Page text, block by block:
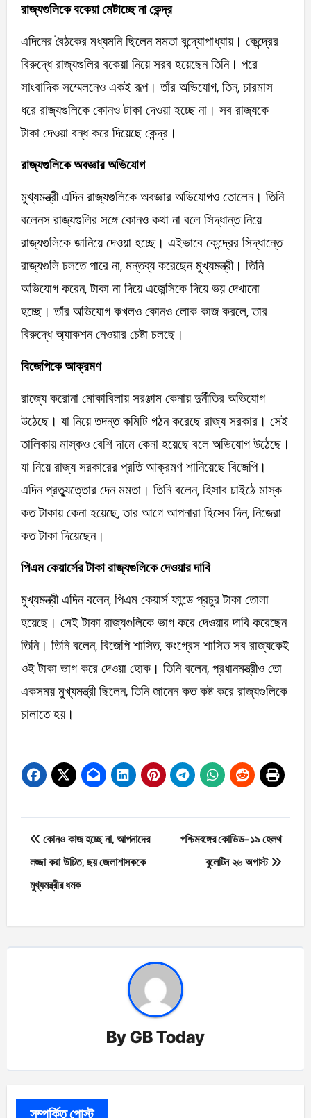
রাজ্যগুলিকে বকেয়া মেটাচ্ছে না কেন্দ্র
এদিনের বৈঠকের মধ্যমনি ছিলেন মমতা বন্দ্যোপাধ্যায়। কেন্দ্রের
বিরুদ্ধে রাজ্যগুলির বকেয়া নিয়ে সরব হয়েছেন তিনি। পরে
সাংবাদিক সম্মেলনেও একই রূপ। তাঁর অভিযোগ, তিন, চারমাস
ধরে রাজ্যগুলিকে কোনও টাকা দেওয়া হচ্ছে না। সব রাজ্যকে
টাকা দেওয়া বন্ধ করে দিয়েছে কেন্দ্র।
রাজ্যগুলিকে অবজ্ঞার অভিযোগ
মুখ্যমন্ত্রী এদিন রাজ্যগুলিকে অবজ্ঞার অভিযোগও তোলেন। তিনি
বলেনস রাজ্যগুলির সঙ্গে কোনও কথা না বলে সিদ্ধান্ত নিয়ে
রাজ্যগুলিকে জানিয়ে দেওয়া হচ্ছে। এইভাবে কেন্দ্রের সিদ্ধান্তে
রাজ্যগুলি চলতে পারে না, মন্তব্য করেছেন মুখ্যমন্ত্রী। তিনি
অভিযোগ করেন, টাকা না দিয়ে এজেন্সিকে দিয়ে ভয় দেখানো
হচ্ছে। তাঁর অভিযোগ কখলও কোনও লোক কাজ করলে, তার
বিরুদ্ধে অ্যাকশন নেওয়ার চেষ্টা চলছে।
বিজেপিকে আক্রমণ
রাজ্যে করোনা মোকাবিলায় সরঞ্জাম কেনায় দুর্নীতির অভিযোগ
উঠেছে। যা নিয়ে তদন্ত কমিটি গঠন করেছে রাজ্য সরকার। সেই
তালিকায় মাস্কও বেশি দামে কেনা হয়েছে বলে অভিযোগ উঠেছে।
যা নিয়ে রাজ্য সরকারের প্রতি আক্রমণ শানিয়েছে বিজেপি।
এদিন প্রত্যুত্তোর দেন মমতা। তিনি বলেন, হিসাব চাইঠে মাস্ক
কত টাকায় কেনা হয়েছে, তার আগে আপনারা হিসেব দিন, নিজেরা
কত টাকা দিয়েছেন।
পিএম কেয়ার্সের টাকা রাজ্যগুলিকে দেওয়ার দাবি
মুখ্যমন্ত্রী এদিন বলেন, পিএম কেয়ার্স ফান্ডে প্রচুর টাকা তোলা
হয়েছে। সেই টাকা রাজ্যগুলিকে ভাগ করে দেওয়ার দাবি করেছেন
তিনি। তিনি বলেন, বিজেপি শাসিত, কংগ্রেস শাসিত সব রাজ্যকেই
ওই টাকা ভাগ করে দেওয়া হোক। তিনি বলেন, প্রধানমন্ত্রীও তো
একসময় মুখ্যমন্ত্রী ছিলেন, তিনি জানেন কত কষ্ট করে রাজ্যগুলিকে
চালাতে হয়।
Post
navigation
কোনও কাজ হচ্ছে না, আপনাদের
লজ্জা করা উচিত, ছয় জেলাশাসককে
মুখ্যমন্ত্রীর ধমক
পশ্চিমবঙ্গের কোভিড-১৯ হেলথ
বুলেটিন ২৬ অগাস্ট
ByGB Today
সম্পর্কিত পোস্ট